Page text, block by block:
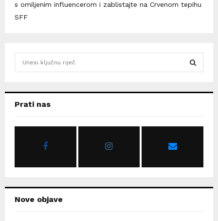
s omiljenim influencerom i zablistajte na Crvenom tepihu
SFF
hPrati nas
Nove objave